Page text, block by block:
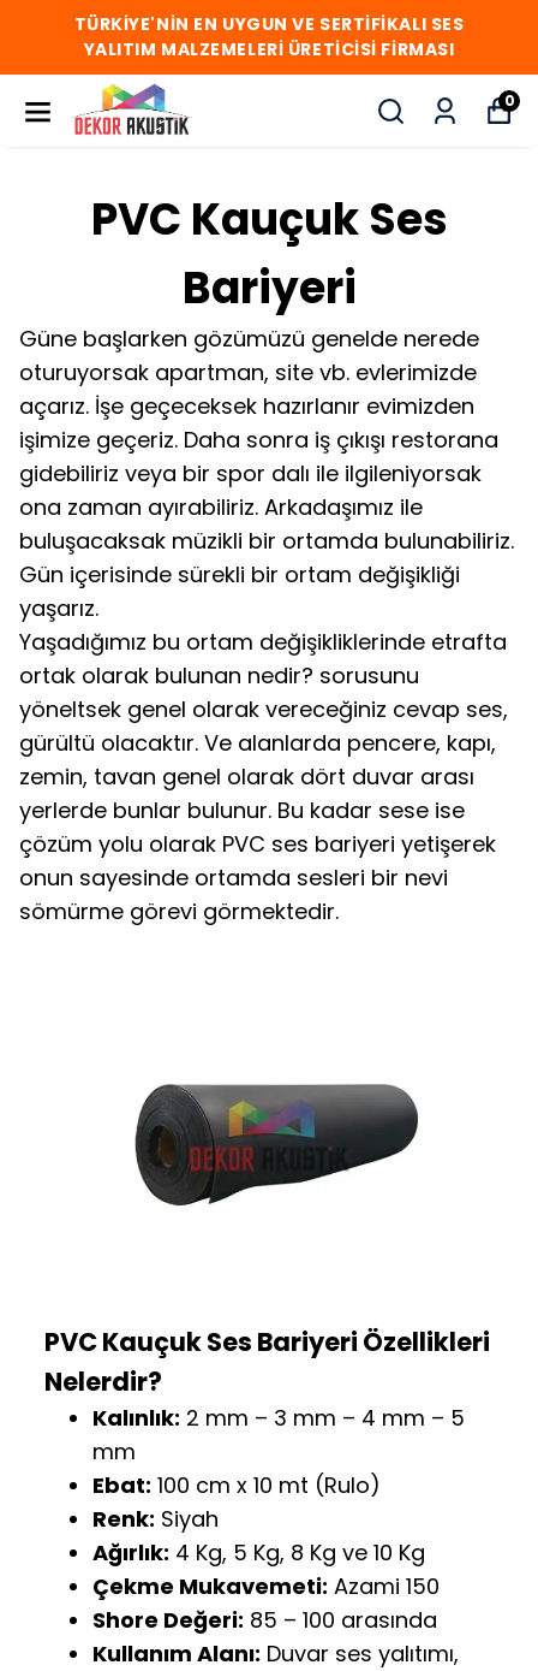
TÜRKİYE'NİN EN UYGUN VE SERTİFİKALI SES
YALITIM MALZEMELERİ ÜRETİCİSİ FİRMASI
0
PVC Kauçuk Ses
Bariyeri
Güne başlarken gözümüzü genelde nerede
oturuyorsak apartman, site vb. evlerimizde
açarız. İşe geçeceksek hazırlanır evimizden
işimize geçeriz. Daha sonra iş çıkışı restorana
gidebiliriz veya bir spor dalı ile ilgileniyorsak
ona zaman ayırabiliriz. Arkadaşımız ile
buluşacaksak müzikli bir ortamda bulunabiliriz.
Gün içerisinde sürekli bir ortam değişikliği
yaşarız.
Yaşadığımız bu ortam değişikliklerinde etrafta
ortak olarak bulunan nedir? sorusunu
yöneltsek genel olarak vereceğiniz cevap ses,
gürültü olacaktır. Ve alanlarda pencere, kapı,
zemin, tavan genel olarak dört duvar arası
yerlerde bunlar bulunur. Bu kadar sese ise
çözüm yolu olarak PVC ses bariyeri yetişerek
onun sayesinde ortamda sesleri bir nevi
sömürme görevi görmektedir.
PVC Kauçuk Ses Bariyeri Özellikleri
Nelerdir?
Kalınlık: 2 mm – 3 mm – 4 mm – 5
mm
Ebat: 100 cm x 10 mt (Rulo)
Renk: Siyah
Ağırlık: 4 Kg, 5 Kg, 8 Kg ve 10 Kg
Çekme Mukavemeti: Azami 150
Shore Değeri: 85 – 100 arasında
Kullanım Alanı: Duvar ses yalıtımı,